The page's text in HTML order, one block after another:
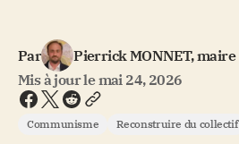
Par
Pierrick MONNET, maire
Mis à jour lemai 24, 2026
Communisme Reconstruire du collectif